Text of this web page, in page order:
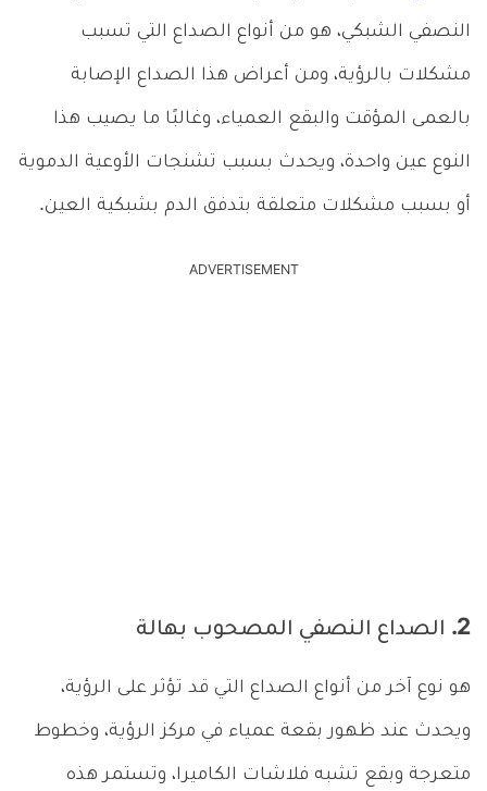
النصفي الشبكي، هو من أنواع الصداع التي تسبب
مشكلات بالرؤية، ومن أعراض هذا الصداع الإصابة
بالعمى المؤقت والبقع العمياء، وغالبًا ما يصيب هذا
النوع عين واحدة، ويحدث بسبب تشنجات الأوعية الدموية
أو بسبب مشكلات متعلقة بتدفق الدم بشبكية العين.
ADVERTISEMENT
2. الصداع النصفي المصحوب بهالة
هو نوع آخر من أنواع الصداع التي قد تؤثر على الرؤية،
ويحدث عند ظهور بقعة عمياء في مركز الرؤية، وخطوط
متعرجة وبقع تشبه فلاشات الكاميرا، وتستمر هذه